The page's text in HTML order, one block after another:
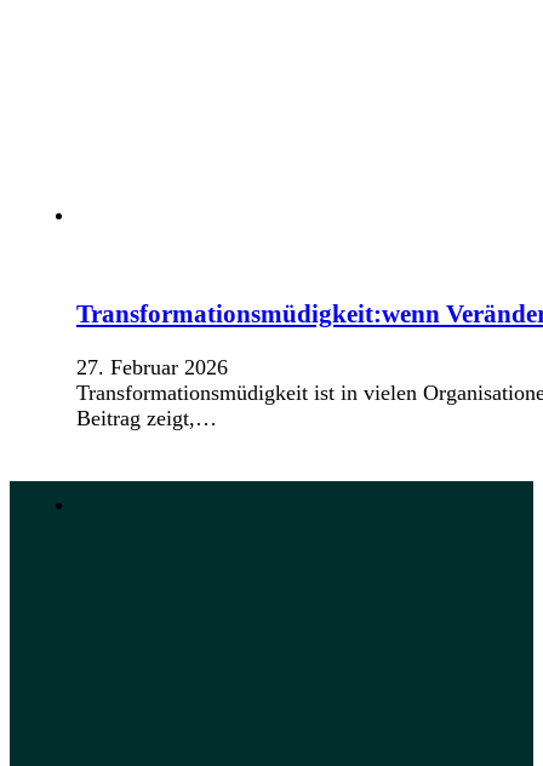
Transformationsmüdigkeit:wenn
27. Februar 2026
Transformationsmüdigkeit ist in vielen
Beitrag zeigt,…